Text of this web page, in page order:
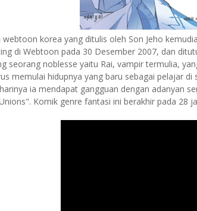
korea yang ditulis oleh Son Jeho
di Webtoon pada 30 Desember 2007, dan
seorang noblesse yaitu Rai, vampir termulia,
memulai hidupnya yang baru sebagai pelajar
ia mendapat gangguan dengan adanyan
Komik genre fantasi ini berakhir pada 28